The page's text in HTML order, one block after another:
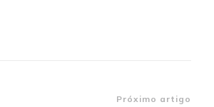
Próximo artigo